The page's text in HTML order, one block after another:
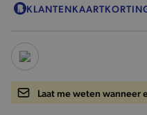
Laat me weten wanneer